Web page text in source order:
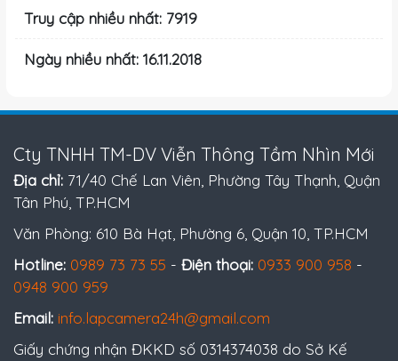
Truy cập nhiều nhất: 7919
Ngày nhiều nhất: 16.11.2018
Cty TNHH TM-DV Viễn Thông Tầm Nhìn Mới
Địa chỉ: 71/40 Chế Lan Viên, Phường Tây Thạnh, Quận
Tân Phú, TP.HCM
Văn Phòng: 610 Bà Hạt, Phường 6, Quận 10, TP.HCM
Hotline: 0989 73 73 55 - Điện thoại: 0933 900 958 -
0948 900 959
Email: info.lapcamera24h@gmail.com
Giấy chứng nhận ĐKKD số 0314374038 do Sở Kế